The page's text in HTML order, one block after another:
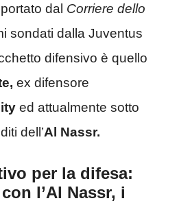
dal Corriere dello
sondati dalla Juventus
difensivo è quello
ex difensore
ed attualmente sotto
dell’Al Nassr.
per la difesa:
l’Al Nassr, i